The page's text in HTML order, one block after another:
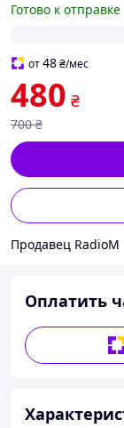
Готово к отправке
от48₴/мес
480 ₴
700 ₴
Продавец RadioM
Оплатить